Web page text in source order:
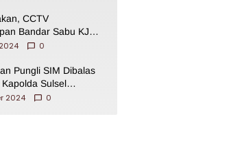
CCTV
Bandar Sabu KJ
BNNP Sulsel
0
Pungli SIM Dibalas
Sulsel
Sulsel
2024 0